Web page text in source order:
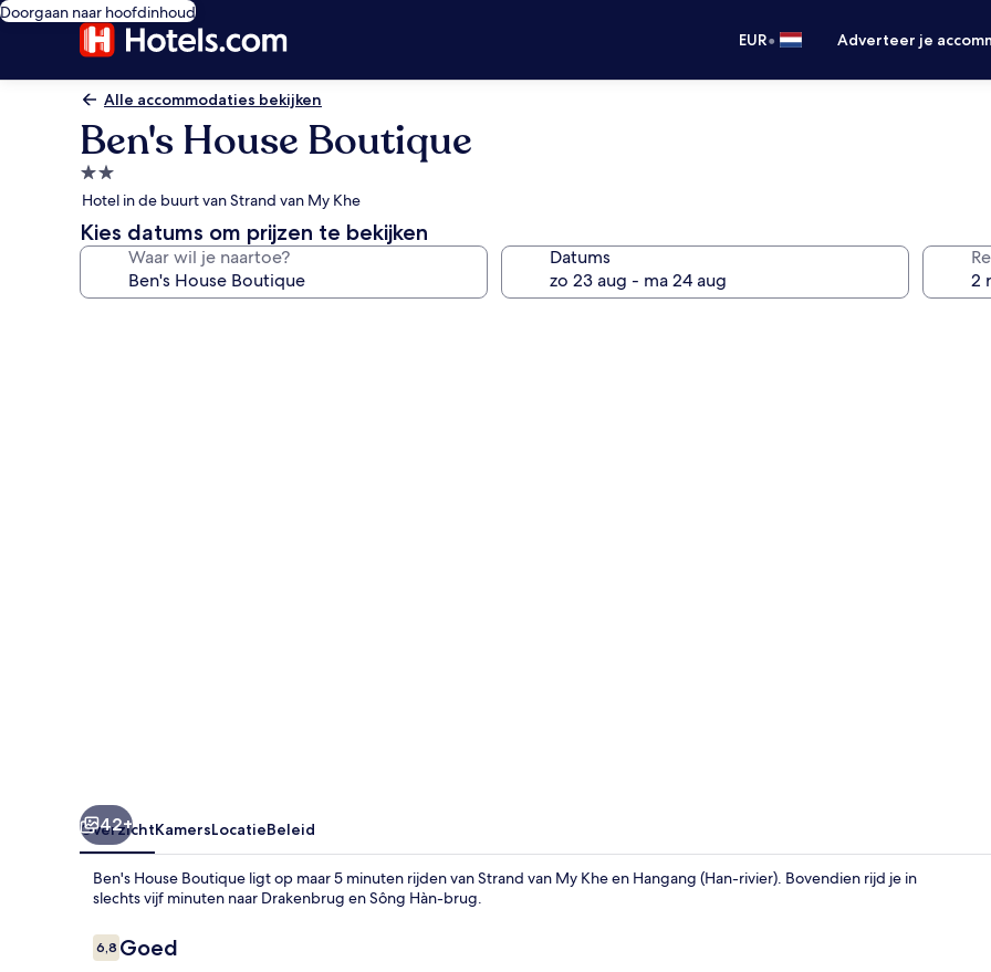
Doorgaan naar hoofdinhoud
EUR• Adverteer je
Alle accommodaties bekijken
Ben's House Boutique
2.0-
sterrenaccommodatie
Hotel in de buurt van Strand van My Khe
Kies datums om prijzen te bekijken
Waar wil je naartoe? Datums
42+
OverzichtKamersLocatieBeleid
Ben's House Boutique ligt op maar 5 minuten rijden van Strand van My Khe en Hangang (Han-rivier). Bovendien rijd je in
slechts vijf minuten naar Drakenbrug en Sông Hàn-brug.
Beoordelingen
6,86,8 op 10 –
Goed